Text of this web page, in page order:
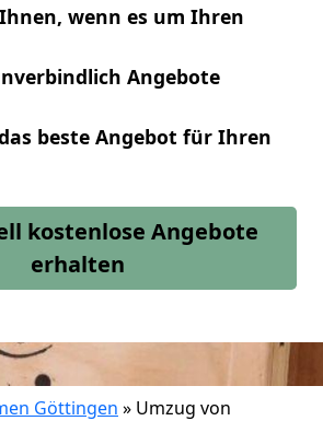
wenn es um Ihren
Angebote
beste Angebot für Ihren
kostenlose Angebote
erhalten
Göttingen » Umzug von